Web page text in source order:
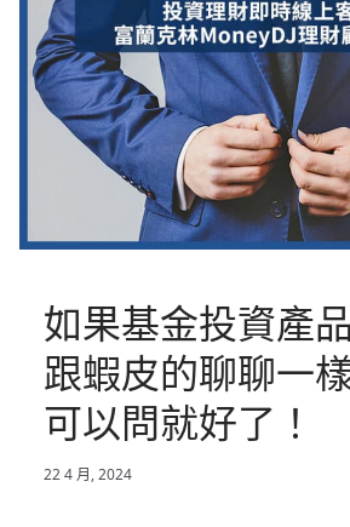
如果基金投資產
跟蝦皮的聊聊一
可以問就好了！
22 4 月, 2024